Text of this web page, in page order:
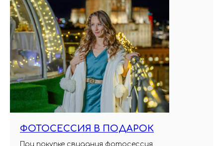
ФОТОСЕССИЯ В ПОДАРОК
При покупке свидания фотосессия